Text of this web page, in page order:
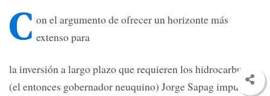
C on el argumento de ofrecer un horizonte más
extenso para
la inversión a largo plazo que requieren los hidrocarburos,
(el entonces gobernador neuquino) Jorge Sapag impulsó